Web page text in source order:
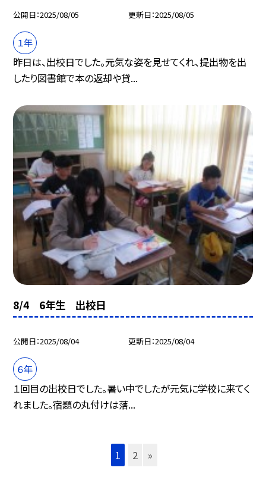
公開日 2025/08/05 更新日 2025/08/05
１年
昨日は、出校日でした。元気な姿を見せてくれ、提出物を出
したり図書館で本の返却や貸...
8/4 6年生 出校日
公開日 2025/08/04 更新日 2025/08/04
６年
１回目の出校日でした。暑い中でしたが元気に学校に来てく
れました。宿題の丸付けは落...
1 2 »